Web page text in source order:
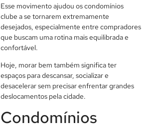
Esse movimento ajudou os condomínios
clube a se tornarem extremamente
desejados, especialmente entre compradores
que buscam uma rotina mais equilibrada e
confortável.
Hoje, morar bem também significa ter
espaços para descansar, socializar e
desacelerar sem precisar enfrentar grandes
deslocamentos pela cidade.
Condomínios